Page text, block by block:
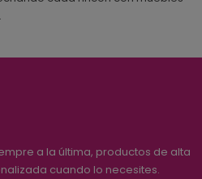
a la última, productos de alta
cuando lo necesites.